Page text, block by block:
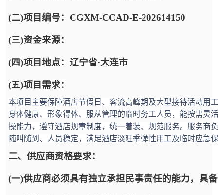
(二)项目编号：CGXM-CCAD-E-202614150
(三)资金来源：
(四)项目地点：辽宁省·大连市
(五)项目需求：
本项目主要保障酒店节假日、客流高峰期及大型接待活动用
身体健康、形象得体、服从管理的临时务工人员，能按需灵
操能力，遵守酒店规章制度，统一着装、规范服务。服务商
随叫随到、人员稳定，满足酒店淡旺季弹性用工及临时应急
二、供应商资格要求：
(一)供应商必须具有独立承担民事责任的能力，具